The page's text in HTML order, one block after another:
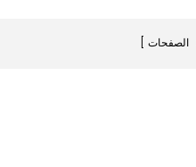
الصفحات